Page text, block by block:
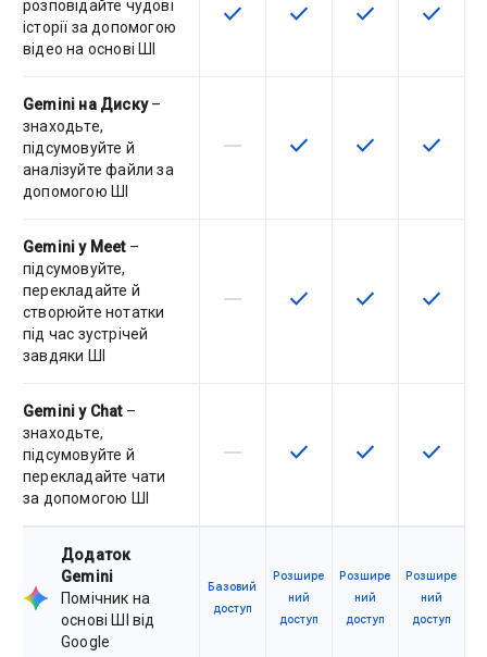
розповідайте чудові
історії за допомогою
відео на основі ШІ
Ця функція доступна для
check Ця функція доступна
check Ця функція
check Ця
check
Gemini на Диску–
знаходьте,
підсумовуйте й
аналізуйте файли за
допомогою ШІ
Артикул не підтримує цю
horizontal_rule Ця функція доступна
check Ця функція
check Ця
check
Gemini у Meet–
підсумовуйте,
перекладайте й
створюйте нотатки
під час зустрічей
завдяки ШІ
Артикул не підтримує цю
horizontal_rule Ця функція доступна
check Ця функція
check Ця
check
Gemini у Chat–
знаходьте,
підсумовуйте й
перекладайте чати
за допомогою ШІ
Артикул не підтримує цю
horizontal_rule Ця функція доступна
check Ця функція
check Ця
check
Додаток
Gemini
Помічник на
основі ШІ від
Google
Базовий
доступ
Розшире
ний
доступ
Розшире
ний
доступ
Розшире
ний
доступ